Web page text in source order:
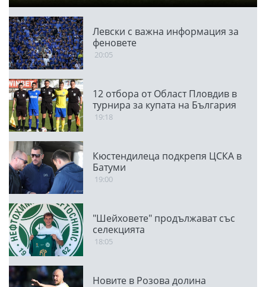
Левски с важна информация за
феновете
20:05
12 отбора от Област Пловдив в
турнира за купата на България
19:18
Кюстендилеца подкрепя ЦСКА в
Батуми
19:00
"Шейховете" продължават със
селекцията
18:05
Новите в Розова долина